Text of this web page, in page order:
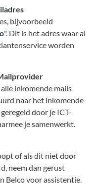
bijvoorbeeld
". Dit is het adres waar al
worden
inkomende mails
naar het inkomende
door je ICT-
je samenwerkt.
of als dit niet door
neem dan gerust
Belco voor assistentie.